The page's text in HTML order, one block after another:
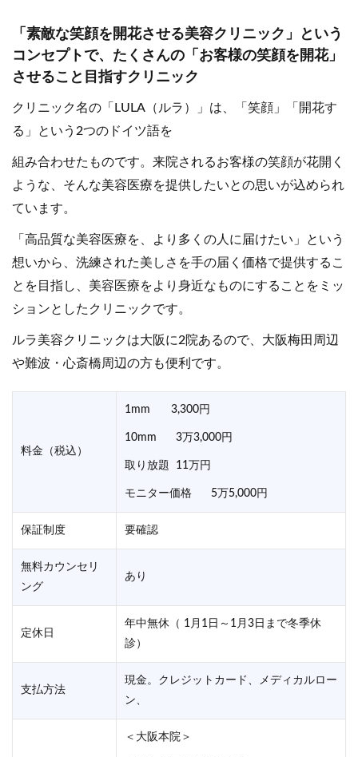
「素敵な笑顔を開花させる美容クリニック」という
コンセプトで、たくさんの「お客様の笑顔を開花」
させること目指すクリニック
クリニック名の「LULA（ルラ）」は、「笑顔」「開花す
る」という2つのドイツ語を
組み合わせたものです。来院されるお客様の笑顔が花開く
ような、そんな美容医療を提供したいとの思いが込められ
ています。
「高品質な美容医療を、より多くの人に届けたい」という
想いから、洗練された美しさを手の届く価格で提供するこ
とを目指し、美容医療をより身近なものにすることをミッ
ションとしたクリニックです。
ルラ美容クリニックは大阪に2院あるので、大阪梅田周辺
や難波・心斎橋周辺の方も便利です。
料金（税込）
1mm 3,300円
10mm 3万3,000円
取り放題 11万円
モニター価格 5万5,000円
保証制度 要確認
無料カウンセリ
ング
あり
定休日
年中無休（ 1月1日～1月3日まで冬季休
診）
支払方法
現金。クレジットカード、メディカルロー
ン、
＜大阪本院＞